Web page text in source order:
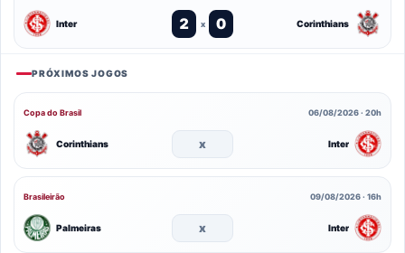
Inter 2 x 0 Corinthians
PRÓXIMOS JOGOS
Copa do Brasil 06/08/2026 · 20h
Corinthians x Inter
Brasileirão 09/08/2026 · 16h
Palmeiras x Inter